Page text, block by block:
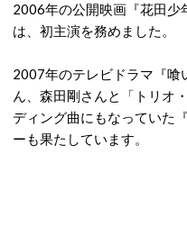
2006年の公開映画『花田少
は、初主演を務めました。
2007年のテレビドラマ『喰
ん、森田剛さんと「トリオ
ディング曲にもなっていた
ーも果たしています。